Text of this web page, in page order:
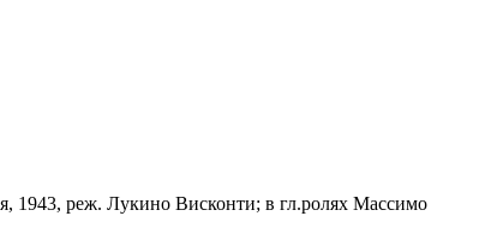
1943, реж. Лукино Висконти; в гл.ролях Массимо